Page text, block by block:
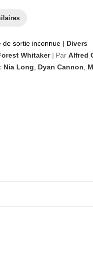
de sortie inconnue | Divers
Whitaker Par Alfred
Nia Long Dyan Cannon